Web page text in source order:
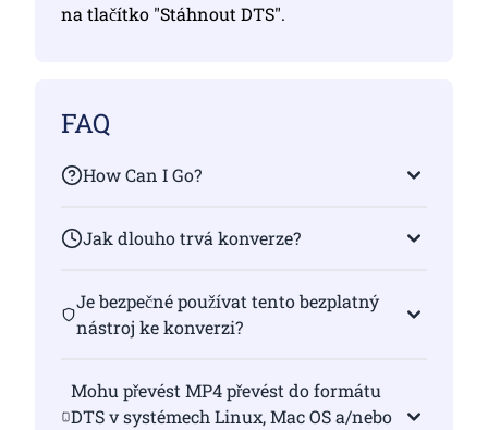
na tlačítko "Stáhnout DTS".
FAQ
How Can I Go?
Jak dlouho trvá konverze?
Je bezpečné používat tento bezplatný
nástroj ke konverzi?
Mohu převést MP4 převést do formátu
DTS v systémech Linux, Mac OS a/nebo